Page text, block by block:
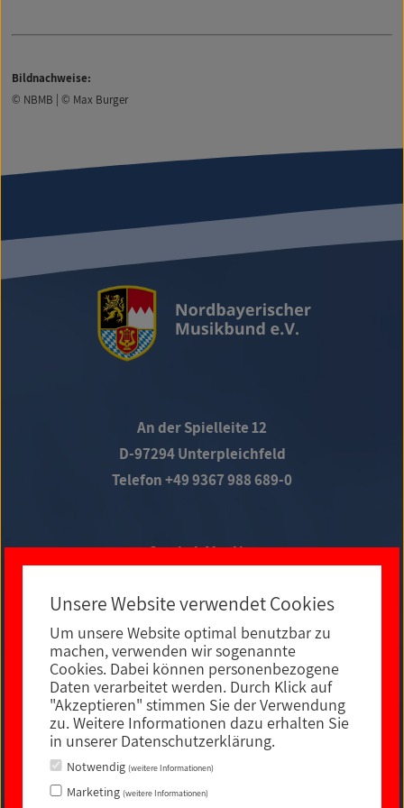
Bildnachweise:
© NBMB | © Max Burger
An der Spielleite 12
D-97294 Unterpleichfeld
Telefon +49 9367 988 689-0
Social Media
E-MAIL KONTAKT
Unsere Website verwendet Cookies
Um unsere Website optimal benutzbar zu
machen, verwenden wir sogenannte
Cookies. Dabei können personenbezogene
Daten verarbeitet werden. Durch Klick auf
"Akzeptieren" stimmen Sie der Verwendung
zu. Weitere Informationen dazu erhalten Sie
in unserer Datenschutzerklärung.
Notwendig (weitere Informationen)
Marketing (weitere Informationen)